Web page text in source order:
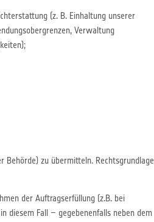
(z. B. Einhaltung unserer
Verwaltung
zu übermitteln. Rechtsgrundlage
der Auftragserfüllung (z.B. bei
diesem Fall – gegebenenfalls neben dem